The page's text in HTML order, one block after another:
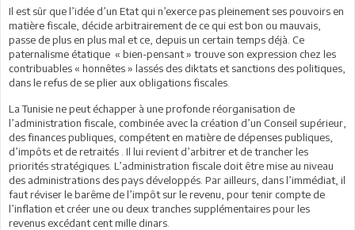
Il est sûr que l’idée d’un Etat qui n’exerce pas pleinement ses pouvoirs en
matière fiscale, décide arbitrairement de ce qui est bon ou mauvais,
passe de plus en plus mal et ce, depuis un certain temps déjà. Ce
paternalisme étatique « bien-pensant » trouve son expression chez les
contribuables « honnêtes » lassés des diktats et sanctions des politiques,
dans le refus de se plier aux obligations fiscales.
La Tunisie ne peut échapper à une profonde réorganisation de
l’administration fiscale, combinée avec la création d’un Conseil supérieur,
des finances publiques, compétent en matière de dépenses publiques,
d’impôts et de retraités . Il lui revient d’arbitrer et de trancher les
priorités stratégiques. L’administration fiscale doit être mise au niveau
des administrations des pays développés. Par ailleurs, dans l’immédiat, il
faut réviser le barême de l’impôt sur le revenu, pour tenir compte de
l’inflation et créer une ou deux tranches supplémentaires pour les
revenus excédant cent mille dinars.